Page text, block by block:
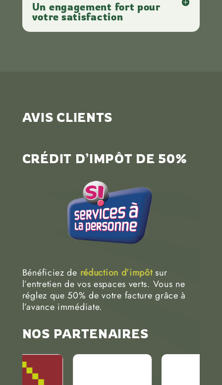
Un engagement fort pour
votre satisfaction
AVIS CLIENTS
CRÉDIT D’IMPÔT DE 50%
Bénéficiez de réduction d’impôtsur
l’entretien de vos espaces verts. Vous ne
réglez que 50% de votre facture grâce à
l’avance immédiate.
NOS PARTENAIRES